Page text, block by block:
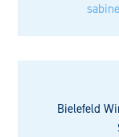
Bielefeld